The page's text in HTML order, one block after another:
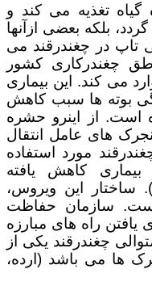
تغذیه می کند و
بلکه بعضی ازآنها
تاپ در چغندرقند می
چغندرکاری کشور
می کند. این بیماری
درصد آلودگی بوته ها سبب کاهش
است. از اینرو حشره
های عامل انتقال
مورد استفاده
کاهش یافته
است(خیری و علیمرادی، 1347). ساختار این ویروس،
سازمان حفاظت
راه های مبارزه
چغندرقند یکی از
ها می باشد (ارده،